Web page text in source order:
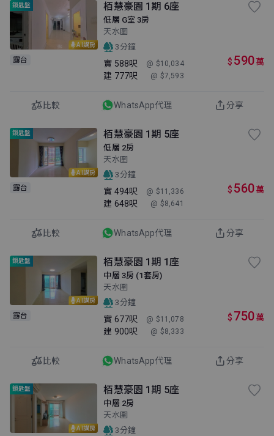
AI講房
鎖匙盤
露台
栢慧豪園 1期 6座
低層 G室 3房
天水圍
3分鐘
實 588呎 @ $10,034
建 777呎 @ $7,593
$ 590萬
比較 WhatsApp代理 分享
AI講房
鎖匙盤
露台
栢慧豪園 1期 5座
低層 2房
天水圍
3分鐘
實 494呎 @ $11,336
建 648呎 @ $8,641
$ 560萬
比較 WhatsApp代理 分享
AI講房
鎖匙盤
露台
栢慧豪園 1期 1座
中層 3房 (1套房)
天水圍
3分鐘
實 677呎 @ $11,078
建 900呎 @ $8,333
$ 750萬
比較 WhatsApp代理 分享
AI講房
鎖匙盤 栢慧豪園 1期 5座
中層 2房
天水圍
3分鐘